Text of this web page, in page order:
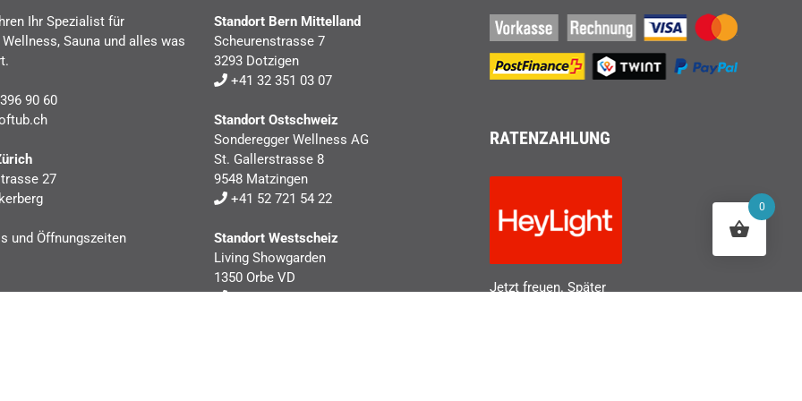
Ihr Spezialist für
Sauna und alles was
90 60
27
und Öffnungszeiten
Standort Bern Mittelland
Scheurenstrasse 7
3293 Dotzigen
+41 32 351 03 07
Standort Ostschweiz
Sonderegger Wellness AG
St. Gallerstrasse 8
9548 Matzingen
+41 52 721 54 22
Standort Westscheiz
Living Showgarden
1350 Orbe VD
+41 24 441 40 41
RATENZAHLUNG
Jetzt freuen. Später
0